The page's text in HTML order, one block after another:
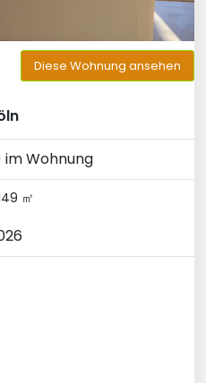
Diese Wohnung ansehen
im Wohnung
㎡